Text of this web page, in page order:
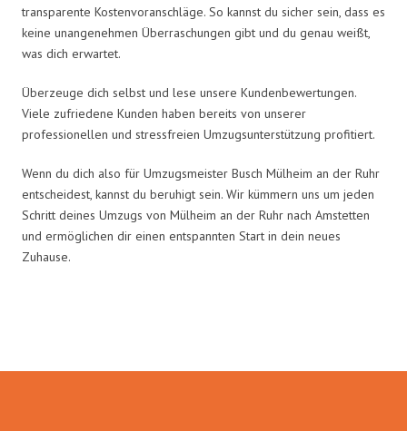
transparente Kostenvoranschläge. So kannst du sicher sein, dass es
keine unangenehmen Überraschungen gibt und du genau weißt,
was dich erwartet.
Überzeuge dich selbst und lese unsere Kundenbewertungen.
Viele zufriedene Kunden haben bereits von unserer
professionellen und stressfreien Umzugsunterstützung profitiert.
Wenn du dich also für Umzugsmeister Busch Mülheim an der Ruhr
entscheidest, kannst du beruhigt sein. Wir kümmern uns um jeden
Schritt deines Umzugs von Mülheim an der Ruhr nach Amstetten
und ermöglichen dir einen entspannten Start in dein neues
Zuhause.